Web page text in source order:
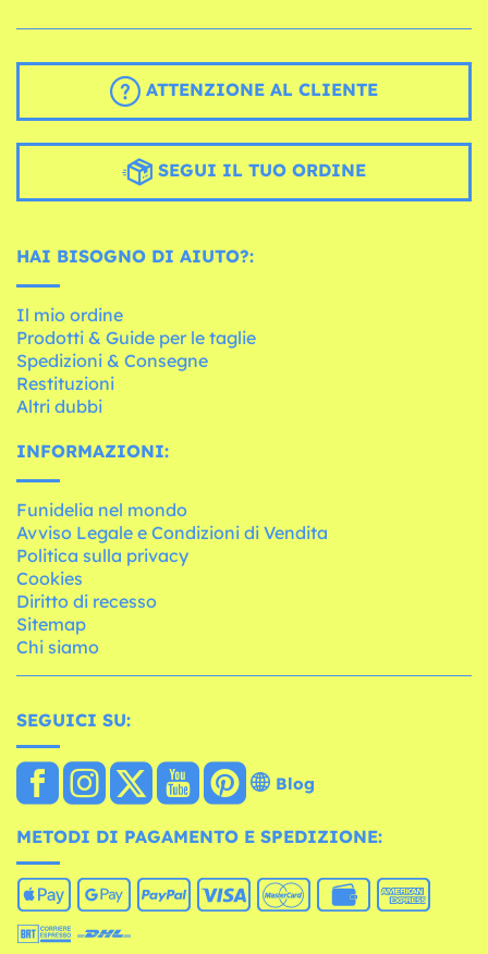
ATTENZIONE AL CLIENTE
SEGUI IL TUO ORDINE
HAI BISOGNO DI AIUTO?:
Il mio ordine
Prodotti & Guide per le taglie
Spedizioni & Consegne
Restituzioni
Altri dubbi
INFORMAZIONI:
Funidelia nel mondo
Avviso Legale e Condizioni di Vendita
Politica sulla privacy
Cookies
Diritto di recesso
Sitemap
Chi siamo
SEGUICI SU:
Blog
METODI DI PAGAMENTO E SPEDIZIONE: